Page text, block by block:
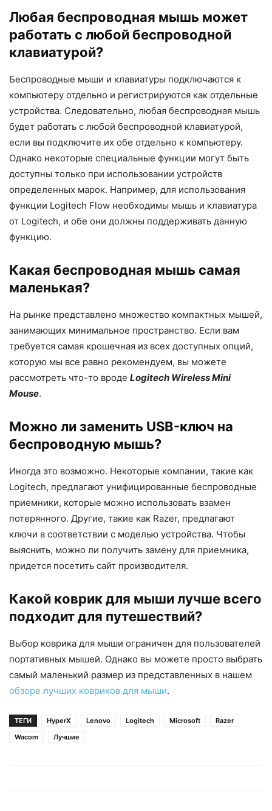
Любая беспроводная мышь может
работать с любой беспроводной
клавиатурой?
Беспроводные мыши и клавиатуры подключаются к
компьютеру отдельно и регистрируются как отдельные
устройства. Следовательно, любая беспроводная мышь
будет работать с любой беспроводной клавиатурой,
если вы подключите их обе отдельно к компьютеру.
Однако некоторые специальные функции могут быть
доступны только при использовании устройств
определенных марок. Например, для использования
функции Logitech Flow необходимы мышь и клавиатура
от Logitech, и обе они должны поддерживать данную
функцию.
Какая беспроводная мышь самая
маленькая?
На рынке представлено множество компактных мышей,
занимающих минимальное пространство. Если вам
требуется самая крошечная из всех доступных опций,
которую мы все равно рекомендуем, вы можете
рассмотреть что-то вроде Logitech Wireless Mini
Mouse.
Можно ли заменить USB-ключ на
беспроводную мышь?
Иногда это возможно. Некоторые компании, такие как
Logitech, предлагают унифицированные беспроводные
приемники, которые можно использовать взамен
потерянного. Другие, такие как Razer, предлагают
ключи в соответствии с моделью устройства. Чтобы
выяснить, можно ли получить замену для приемника,
придется посетить сайт производителя.
Какой коврик для мыши лучше всего
подходит для путешествий?
Выбор коврика для мыши ограничен для пользователей
портативных мышей. Однако вы можете просто выбрать
самый маленький размер из представленных в нашем
обзоре лучших ковриков для мыши.
ТЕГИ HyperX Lenovo Logitech Microsoft
Razer
Wacom
Лучшие